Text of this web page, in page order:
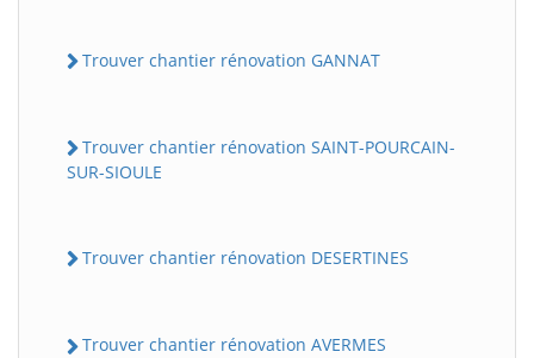
Trouver chantier rénovation GANNAT
Trouver chantier rénovation SAINT-POURCAIN-
SUR-SIOULE
Trouver chantier rénovation DESERTINES
Trouver chantier rénovation AVERMES